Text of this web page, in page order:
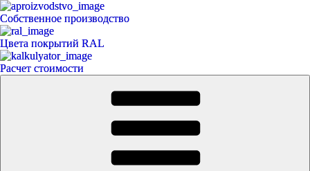
Собственное производство
Цвета покрытий RAL
Расчет стоимости